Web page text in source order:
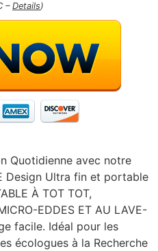
– Details)
Quotidienne avec notre
Design Ultra fin et portable
À TOT TOT,
EDDES ET AU LAVE-
facile. Idéal pour les
écologues à la Recherche